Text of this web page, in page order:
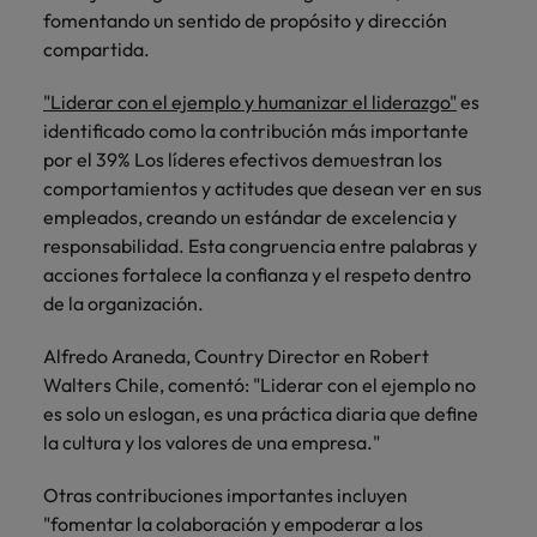
fomentando un sentido de propósito y dirección
compartida.
"Liderar con el ejemplo y humanizar el liderazgo"es
identificado como la contribución más importante
por el 39% Los líderes efectivos demuestran los
comportamientos y actitudes que desean ver en sus
empleados, creando un estándar de excelencia y
responsabilidad. Esta congruencia entre palabras y
acciones fortalece la confianza y el respeto dentro
de la organización.
Alfredo Araneda, Country Director en Robert
Walters Chile, comentó: "Liderar con el ejemplo no
es solo un eslogan, es una práctica diaria que define
la cultura y los valores de una empresa."
Otras contribuciones importantes incluyen
"fomentar la colaboración y empoderar a los